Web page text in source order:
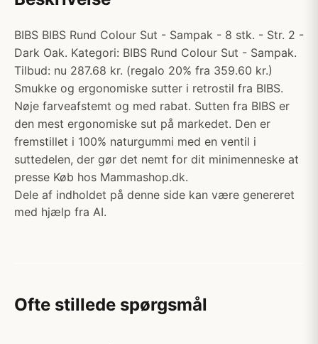
BIBS BIBS Rund Colour Sut - Sampak - 8 stk. - Str. 2 -
Dark Oak. Kategori: BIBS Rund Colour Sut - Sampak.
Tilbud: nu 287.68 kr. (regalo 20% fra 359.60 kr.)
Smukke og ergonomiske sutter i retrostil fra BIBS.
Nøje farveafstemt og med rabat. Sutten fra BIBS er
den mest ergonomiske sut på markedet. Den er
fremstillet i 100% naturgummi med en ventil i
suttedelen, der gør det nemt for dit minimenneske at
presse Køb hos Mammashop.dk.
Dele af indholdet på denne side kan være genereret
med hjælp fra AI.
Ofte stillede spørgsmål